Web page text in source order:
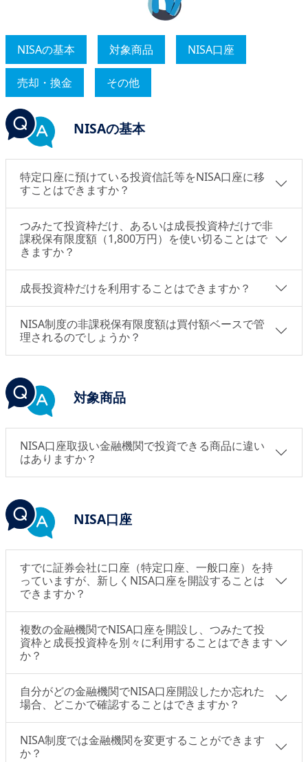
NISAの基本 対象商品 NISA口座
売却・換金 その他
NISAの基本
特定口座に預けている投資信託等をNISA口座に移
すことはできますか？
つみたて投資枠だけ、あるいは成長投資枠だけで非
課税保有限度額（1,800万円）を使い切ることはで
きますか？
成長投資枠だけを利用することはできますか？
NISA制度の非課税保有限度額は買付額ベースで管
理されるのでしょうか？
対象商品
NISA口座取扱い金融機関で投資できる商品に違い
はありますか？
NISA口座
すでに証券会社に口座（特定口座、一般口座）を持
っていますが、新しくNISA口座を開設することは
できますか？
複数の金融機関でNISA口座を開設し、つみたて投
資枠と成長投資枠を別々に利用することはできます
か？
自分がどの金融機関でNISA口座開設したか忘れた
場合、どこかで確認することはできますか？
NISA制度では金融機関を変更することができます
か？